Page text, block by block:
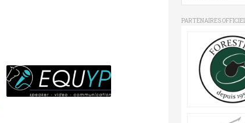
PARTENAIRES